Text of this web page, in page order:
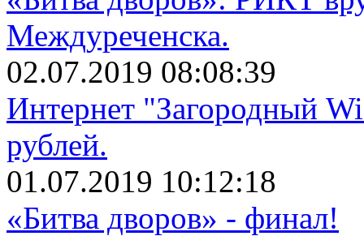
Междуреченска.
02.07.2019 08:08:39
Интернет "Загородный
рублей.
01.07.2019 10:12:18
«Битва дворов» - финал!